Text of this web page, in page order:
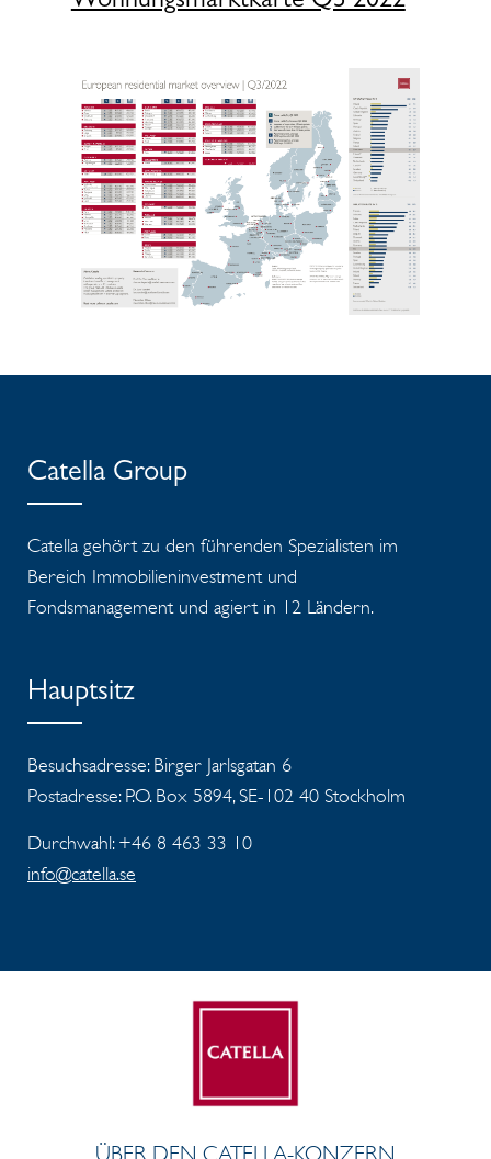
Catella Group
Catella gehört zu den führenden Spezialisten im
Bereich Immobilieninvestment und
Fondsmanagement und agiert in 12 Ländern.
Hauptsitz
Besuchsadresse: Birger Jarlsgatan 6
Postadresse: P.O. Box 5894, SE-102 40 Stockholm
Durchwahl: +46 8 463 33 10
info@catella.se
ÜBER DEN CATELLA-KONZERN